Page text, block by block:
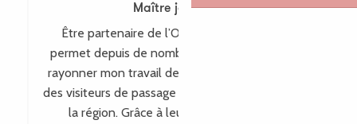
Maître joaillière
Être partenaire de l’Office de Tourisme me
permet depuis de nombreuses années de faire
rayonner mon travail de maître-joaillière auprès
des visiteurs de passage comme des habitants de
la région. Grâce à leur accompagnement